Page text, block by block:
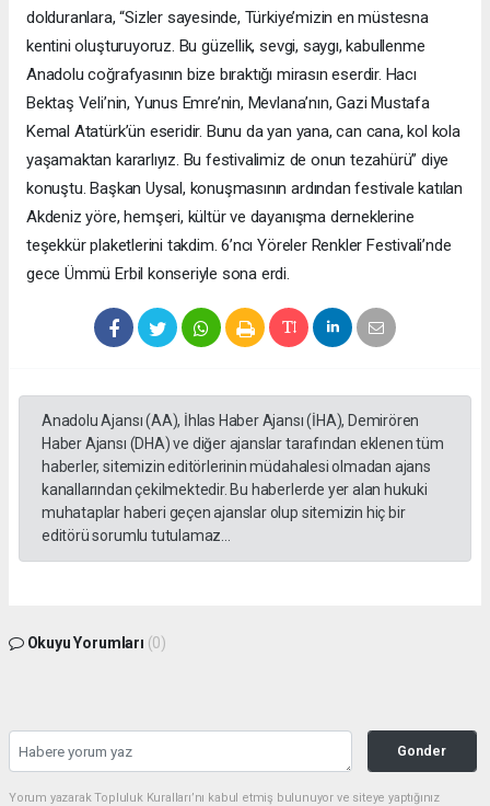
dolduranlara, “Sizler sayesinde, Türkiye’mizin en müstesna
kentini oluşturuyoruz. Bu güzellik, sevgi, saygı, kabullenme
Anadolu coğrafyasının bize bıraktığı mirasın eserdir. Hacı
Bektaş Veli’nin, Yunus Emre’nin, Mevlana’nın, Gazi Mustafa
Kemal Atatürk’ün eseridir. Bunu da yan yana, can cana, kol kola
yaşamaktan kararlıyız. Bu festivalimiz de onun tezahürü” diye
konuştu. Başkan Uysal, konuşmasının ardından festivale katılan
Akdeniz yöre, hemşeri, kültür ve dayanışma derneklerine
teşekkür plaketlerini takdim. 6’ncı Yöreler Renkler Festivali’nde
gece Ümmü Erbil konseriyle sona erdi.
Anadolu Ajansı (AA), İhlas Haber Ajansı (İHA), Demirören
Haber Ajansı (DHA) ve diğer ajanslar tarafından eklenen tüm
haberler, sitemizin editörlerinin müdahalesi olmadan ajans
kanallarından çekilmektedir. Bu haberlerde yer alan hukuki
muhataplar haberi geçen ajanslar olup sitemizin hiç bir
editörü sorumlu tutulamaz...
Okuyu Yorumları (0)
Gonder
Yorum yazarak Topluluk Kuralları’nı kabul etmiş bulunuyor ve siteye yaptığınız